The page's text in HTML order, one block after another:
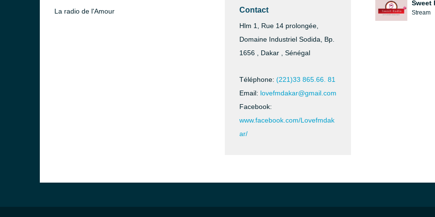
La radio de l'Amour Contact
Hlm 1, Rue 14 prolongée,
Domaine Industriel Sodida, Bp.
1656 , Dakar , Sénégal
Téléphone: (221)33 865.66. 81
Email: lovefmdakar@gmail.com
Facebook:
www.facebook.com/Lovefmdak
ar/
Sweet
Stream